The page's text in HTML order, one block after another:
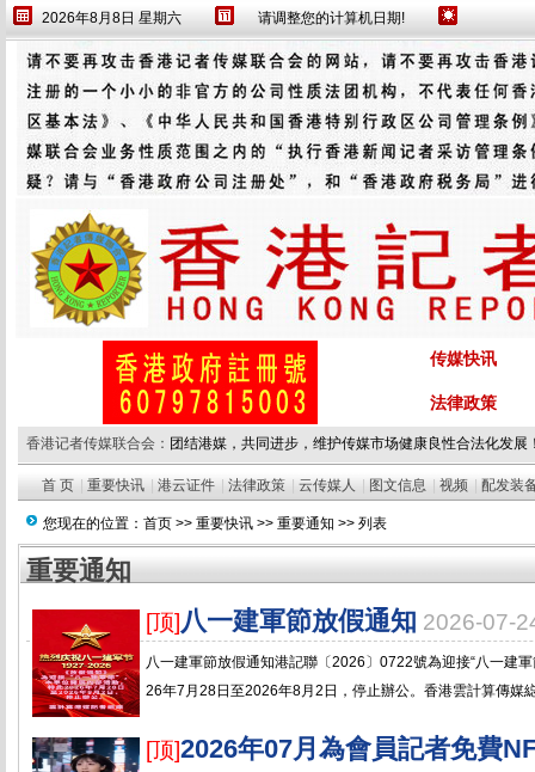
2026年8月8日 星期六 请调整您的计算机日期!
传媒快讯
法律政策
香港记者传媒联合会： 团结港媒，共同进步，维护传媒市场健康良性合法化发展
首 页 重要快讯 港云证件 法律政策 云传媒人 图文信息 视频 配发装
您现在的位置： 首页 >> 重要快讯 >> 重要通知 >> 列表
重要通知
[顶]八一建軍節放假通知 2026-07-
八一建軍節放假通知港記聯〔2026〕0722號為迎接“八一建
26年7月28日至2026年8月2日，停止辦公。香港雲計算傳媒
[顶]2026年07月為會員記者免費